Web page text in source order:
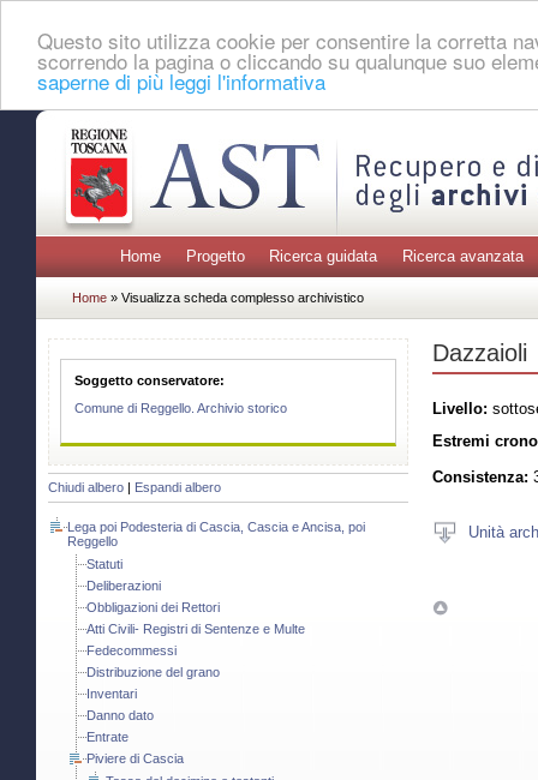
Questo sito utilizza cookie per consentire la corretta
scorrendo la pagina o cliccando su qualunque suo
saperne di più leggi l'informativa
Home Progetto Ricerca guidata Ricerca avanzata
Home » Visualizza scheda complesso archivistico
Soggetto conservatore:
Comune di Reggello. Archivio storico
Chiudi albero Espandi albero
Lega poi Podesteria di Cascia, Cascia e Ancisa, poi
Reggello
Statuti
Deliberazioni
Obbligazioni dei Rettori
Atti Civili- Registri di Sentenze e Multe
Fedecommessi
Distribuzione del grano
Inventari
Danno dato
Entrate
Piviere di Cascia
Dazzaioli
Livello:
Estremi
Consistenza:
Unità